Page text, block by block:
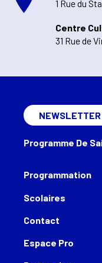
1 Rue du
Centre
31 Rue de
Programmation
Scolaires
Contact
Espace Pro
NEWSLETTER
Programme De